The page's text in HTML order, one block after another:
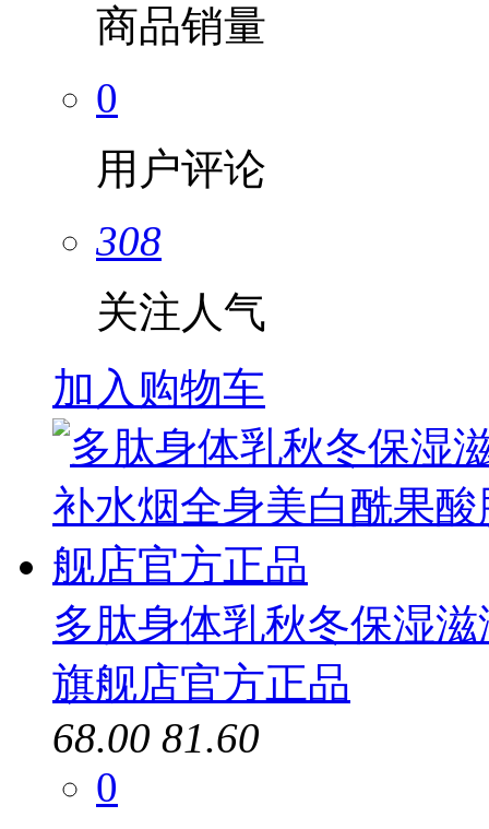
商品销量
0
用户评论
308
关注人气
加入购物车
多肽身体乳秋冬保湿
旗舰店官方正品
68.00 81.60
0